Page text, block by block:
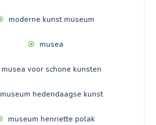
moderne kunst museum
musea
musea voor schone kunsten
museum hedendaagse kunst
museum henriette polak